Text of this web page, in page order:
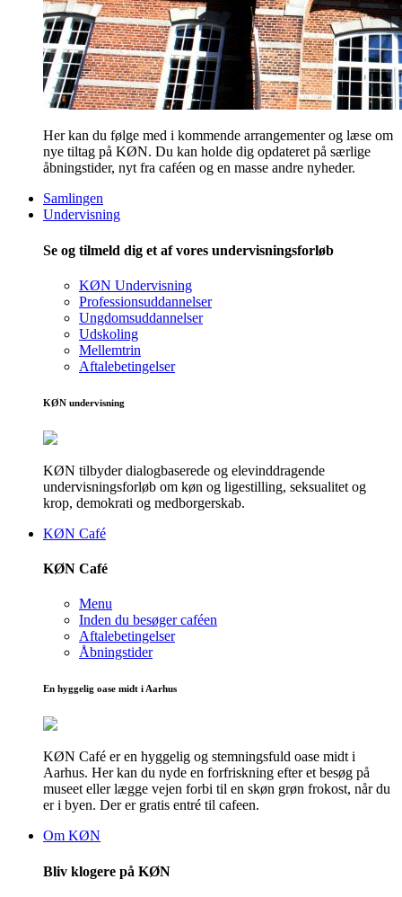
Her kan du følge med i kommende arrangementer og læse om
nye tiltag på KØN. Du kan holde dig opdateret på særlige
åbningstider, nyt fra caféen og en masse andre nyheder.
Samlingen
Undervisning
Se og tilmeld dig et af vores undervisningsforløb
KØN Undervisning
Professionsuddannelser
Ungdomsuddannelser
Udskoling
Mellemtrin
Aftalebetingelser
KØN undervisning
KØN tilbyder dialogbaserede og elevinddragende
undervisningsforløb om køn og ligestilling, seksualitet og
krop, demokrati og medborgerskab.
KØN Café
KØN Café
Menu
Inden du besøger caféen
Aftalebetingelser
Åbningstider
En hyggelig oase midt i Aarhus
KØN Café er en hyggelig og stemningsfuld oase midt i
Aarhus. Her kan du nyde en forfriskning efter et besøg på
museet eller lægge vejen forbi til en skøn grøn frokost, når du
er i byen. Der er gratis entré til cafeen.
Om KØN
Bliv klogere på KØN